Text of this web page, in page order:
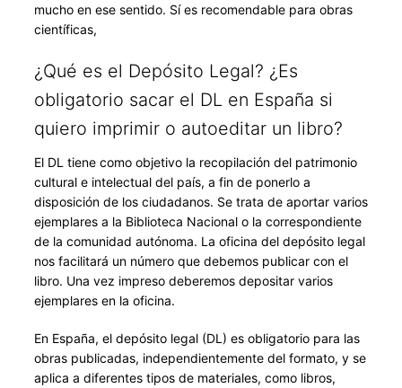
mucho en ese sentido. Sí es recomendable para obras
científicas,
¿Qué es el Depósito Legal? ¿Es
obligatorio sacar el DL en España si
quiero imprimir o autoeditar un libro?
El DL tiene como objetivo la recopilación del patrimonio
cultural e intelectual del país, a fin de ponerlo a
disposición de los ciudadanos. Se trata de aportar varios
ejemplares a la Biblioteca Nacional o la correspondiente
de la comunidad autónoma. La oficina del depósito legal
nos facilitará un número que debemos publicar con el
libro. Una vez impreso deberemos depositar varios
ejemplares en la oficina.
En España, el depósito legal (DL) es obligatorio para las
obras publicadas, independientemente del formato, y se
aplica a diferentes tipos de materiales, como libros,